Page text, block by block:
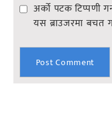
अर्को पटक टिप्पणी
यस ब्राउजरमा बचत